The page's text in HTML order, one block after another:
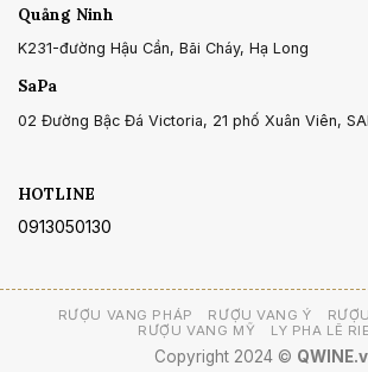
Quảng Ninh
K231-đường Hậu Cần, Bãi Cháy, Hạ Long
SaPa
02 Đường Bậc Đá Victoria, 21 phố Xuân Viên,
HOTLINE
0913050130
RƯỢU VANG PHÁP RƯỢU VANG Ý
RƯỢU VANG MỸ
LY PHA LÊ
Copyright 2024 ©